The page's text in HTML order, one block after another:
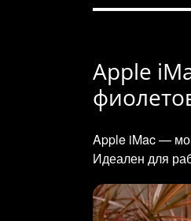
Apple
Apple iMac —
Идеален для